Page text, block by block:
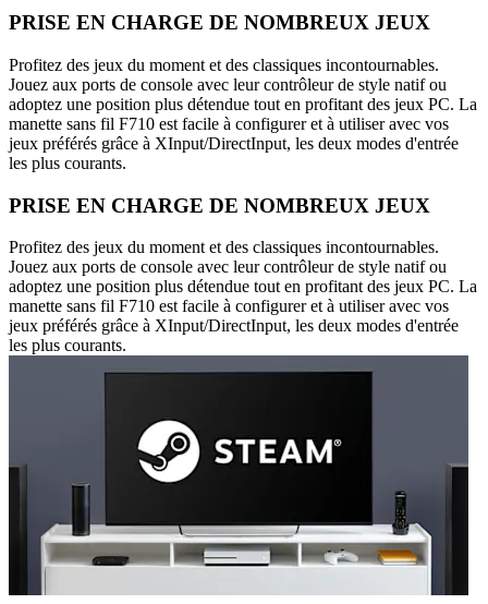
PRISE EN CHARGE DE NOMBREUX JEUX
Profitez des jeux du moment et des classiques incontournables.
Jouez aux ports de console avec leur contrôleur de style natif ou
adoptez une position plus détendue tout en profitant des jeux PC. La
manette sans fil F710 est facile à configurer et à utiliser avec vos
jeux préférés grâce à XInput/DirectInput, les deux modes d'entrée
les plus courants.
PRISE EN CHARGE DE NOMBREUX JEUX
Profitez des jeux du moment et des classiques incontournables.
Jouez aux ports de console avec leur contrôleur de style natif ou
adoptez une position plus détendue tout en profitant des jeux PC. La
manette sans fil F710 est facile à configurer et à utiliser avec vos
jeux préférés grâce à XInput/DirectInput, les deux modes d'entrée
les plus courants.